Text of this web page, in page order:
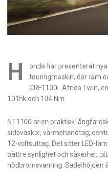
H
onda har presenterat
touringmaskin, där ram
CRF1100L Africa Twin,
101hk och 104 Nm.
NT1100 är en praktisk
sidoväskor, värmehandtag,
12-voltsuttag. Det sitter LED-
bättre synlighet och säkerhet,
nödbromsvarning. Sadelhöjden